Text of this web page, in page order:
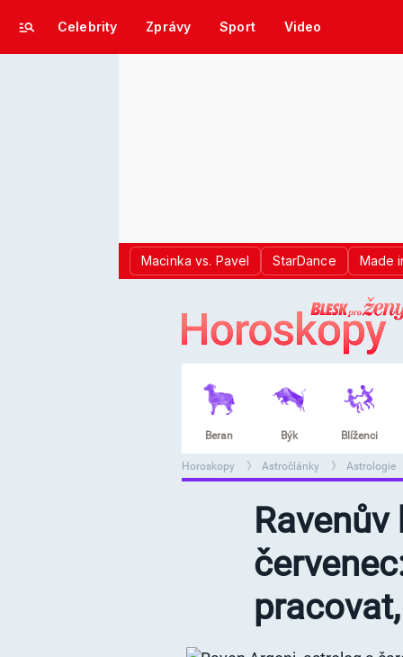
Celebrity Zprávy Sport Video
Macinka vs. Pavel StarDance Made
LOGO
Beran Býk Blíženci
Horoskopy Astročlánky Astrologie
>